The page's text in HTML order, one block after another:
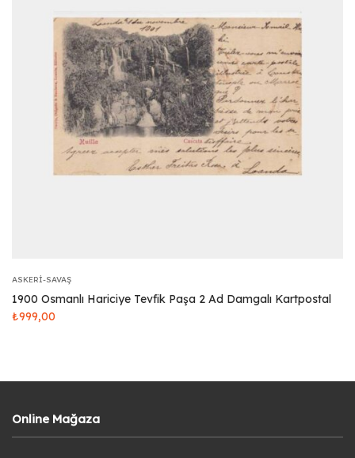
ASKERI-SAVAŞ
1900 Osmanlı Hariciye Tevfik Paşa 2 Ad Damgalı Kartpostal
₺999,00
Online Mağaza